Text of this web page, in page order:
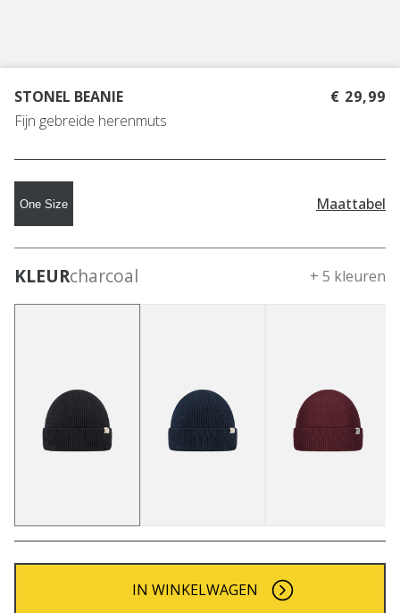
STONEL BEANIE
Fijn gebreide herenmuts
€ 29,99
One Size Maattabel
KLEURcharcoal + 5 kleuren
IN WINKELWAGEN